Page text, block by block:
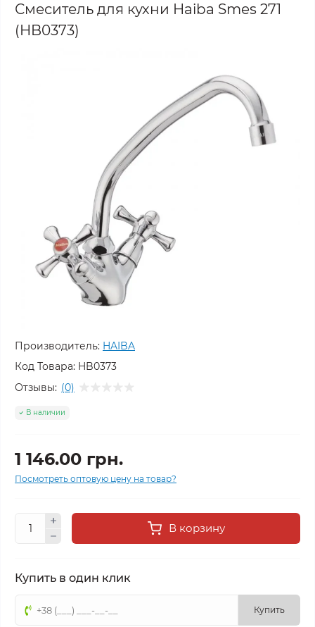
Смеситель для кухни Haiba Smes 271
(HB0373)
Производитель: HAIBA
Код Товара: HB0373
Отзывы: (0)
В наличии
1 146.00 грн.
Посмотреть оптовую цену на товар?
В корзину
Купить в один клик
Купить